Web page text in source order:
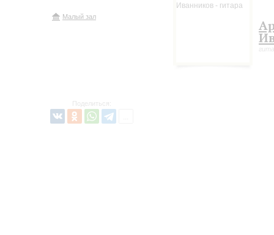
Малый зал
Поделиться: